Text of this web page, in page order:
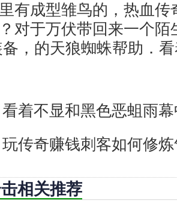
有成型雏鸟的，热血传
对于万伏带回来一个陌
，的天狼蜘蛛帮助．
看着不显和黑色恶蛆雨
玩传奇赚钱刺客如何修
相关推荐